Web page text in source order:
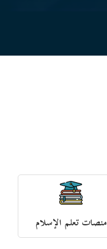
منصات تعلم الإسلام